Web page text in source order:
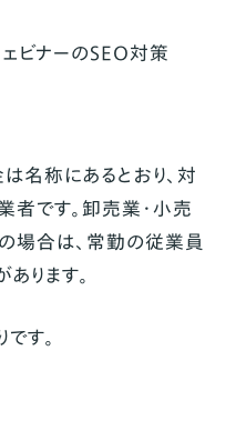
ビナーのSEO対策
称にあるとおり、対
者です。卸売業・小売
場合は、常勤の従業員
ります。
す。